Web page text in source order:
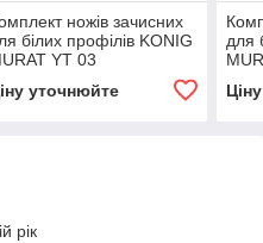
ножів зачисних
білих профілів KONIG
YT 03
уточнюйте
для
рік